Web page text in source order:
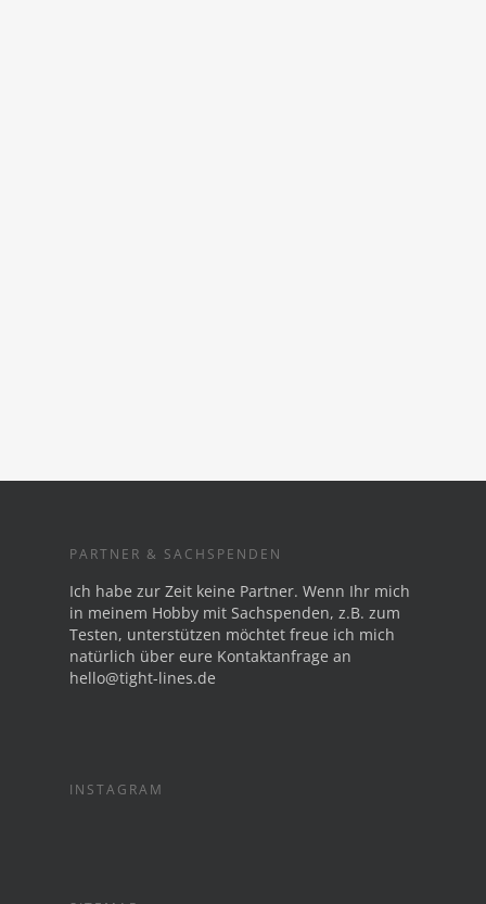
PARTNER & SACHSPENDEN
Ich habe zur Zeit keine Partner. Wenn Ihr mich
in meinem Hobby mit Sachspenden, z.B. zum
Testen, unterstützen möchtet freue ich mich
natürlich über eure Kontaktanfrage an
hello@tight-lines.de
INSTAGRAM